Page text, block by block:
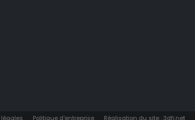
Politique d'entreprise Réalisation du site : 3dfi.net